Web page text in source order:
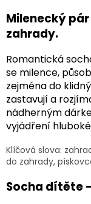
Milenecký
zahrady.
Romantická
se milence,
zejména do
zastavují a
nádherným
vyjádření
Klíčová slova:
do zahrady,
Socha dítěte